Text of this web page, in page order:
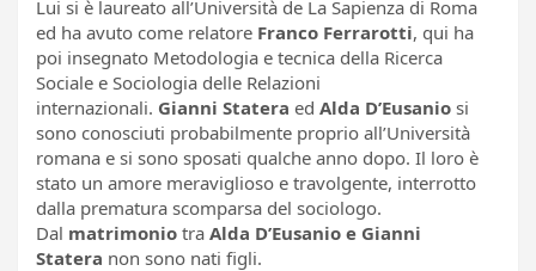
Lui si è laureato all’Università de La Sapienza di Roma
ed ha avuto come relatore Franco Ferrarotti, qui ha
poi insegnato Metodologia e tecnica della Ricerca
Sociale e Sociologia delle Relazioni
internazionali. Gianni Statera ed Alda D’Eusanio si
sono conosciuti probabilmente proprio all’Università
romana e si sono sposati qualche anno dopo. Il loro è
stato un amore meraviglioso e travolgente, interrotto
dalla prematura scomparsa del sociologo.
Dal matrimonio tra Alda D’Eusanio e Gianni
Statera non sono nati figli.